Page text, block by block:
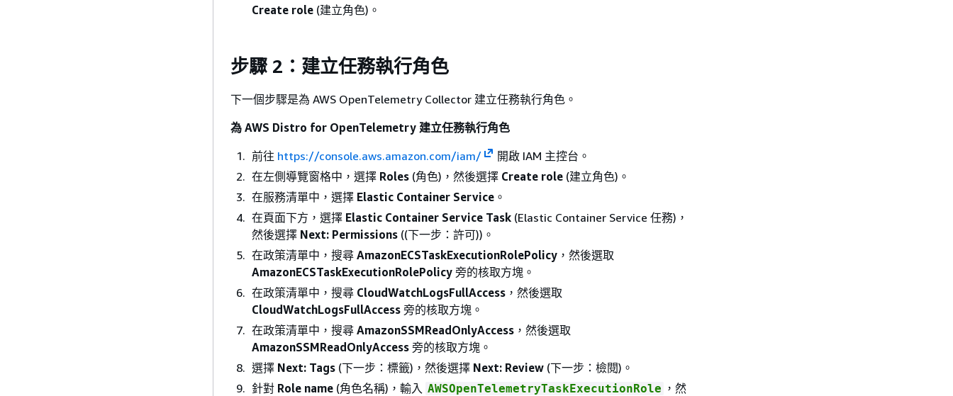
Create role (建立角色)。
步驟 2：建立任務執行角色
下一個步驟是為 AWS OpenTelemetry Collector 建立任務執行角色。
為 AWS Distro for OpenTelemetry 建立任務執行角色
前往 https://console.aws.amazon.com/iam/
開啟 IAM 主控台。
在左側導覽窗格中，選擇 Roles (角色)，然後選擇 Create role (建立角色)。
在服務清單中，選擇 Elastic Container Service 。
在頁面下方，選擇 Elastic Container Service Task (Elastic Container Service 任務)，
然後選擇 Next: Permissions ((下一步：許可))。
在政策清單中，搜尋 AmazonECSTaskExecutionRolePolicy ，然後選取
AmazonECSTaskExecutionRolePolicy 旁的核取方塊。
在政策清單中，搜尋 CloudWatchLogsFullAccess ，然後選取
CloudWatchLogsFullAccess 旁的核取方塊。
在政策清單中，搜尋 AmazonSSMReadOnlyAccess ，然後選取
AmazonSSMReadOnlyAccess 旁的核取方塊。
選擇 Next: Tags (下一步：標籤)，然後選擇 Next: Review (下一步：檢閱)。
針對 Role name (角色名稱)，輸入 AWSOpenTelemetryTaskExecutionRole ，然